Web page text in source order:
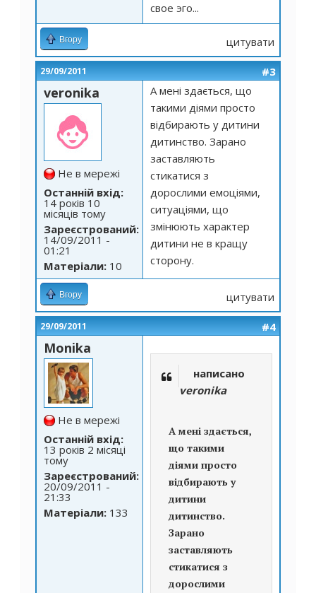
свое эго...
Вгору цитувати
29/09/2011 #3
veronika
Не в мережі
Останній вхід:
14 років 10
місяців тому
Зареєстрований:
14/09/2011 -
01:21
Матеріали: 10
А мені здається, що
такими діями просто
відбирають у дитини
дитинство. Зарано
заставляють
стикатися з
дорослими емоціями,
ситуаціями, що
змінюють характер
дитини не в кращу
сторону.
Вгору цитувати
29/09/2011 #4
Monika
Не в мережі
Останній вхід:
13 років 2 місяці
тому
Зареєстрований:
20/09/2011 -
21:33
Матеріали: 133
написано
veronika
А мені здається,
що такими
діями просто
відбирають у
дитини
дитинство.
Зарано
заставляють
стикатися з
дорослими